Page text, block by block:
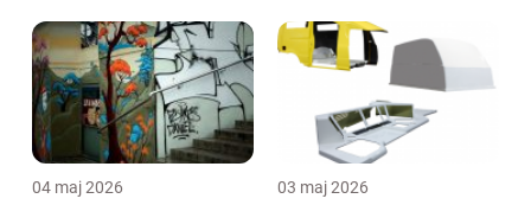
04 maj 2026 03 maj 2026